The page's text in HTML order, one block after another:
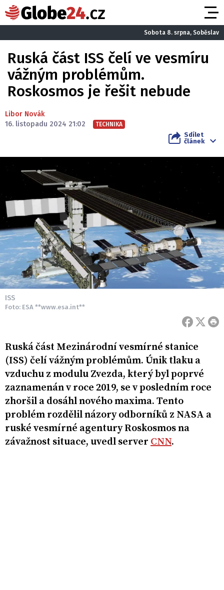
Sobota 8. srpna, Soběslav
Ruská část ISS čelí ve vesmíru
vážným problémům.
Roskosmos je řešit nebude
Libor Novák
16. listopadu 2024 21:02
TECHNIKA
Sdílet
článek
ISS
Foto: ESA **www.esa.int**
Ruská část Mezinárodní vesmírné stanice
(ISS) čelí vážným problémům. Únik tlaku a
vzduchu z modulu Zvezda, který byl poprvé
zaznamenán v roce 2019, se v posledním roce
zhoršil a dosáhl nového maxima. Tento
problém rozdělil názory odborníků z NASA a
ruské vesmírné agentury Roskosmos na
závažnost situace, uvedl server CNN.